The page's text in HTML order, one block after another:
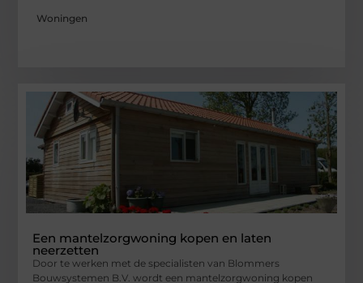
Woningen
Een mantelzorgwoning kopen en laten
neerzetten
Door te werken met de specialisten van Blommers
Bouwsystemen B.V. wordt een mantelzorgwoning kopen